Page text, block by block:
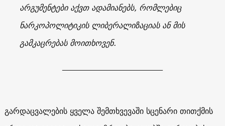
არგუმენტები აქვთ ადამიანებს, რომლებიც
ნარკოპოლიტიკის ლიბერალიზაციას ან მის
გამკაცრებას მოითხოვენ.
გარდაცვალების ყველა შემთხვევაში სცენარი თითქმის